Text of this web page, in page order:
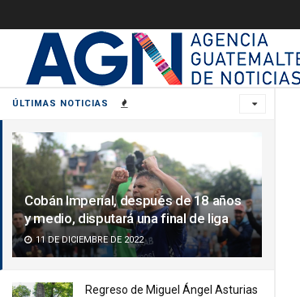
ÚLTIMAS NOTICIAS
Cobán Imperial, después de 18 años
y medio, disputará una final de liga
11 DE DICIEMBRE DE 2022
Regreso de Miguel Ángel Asturias